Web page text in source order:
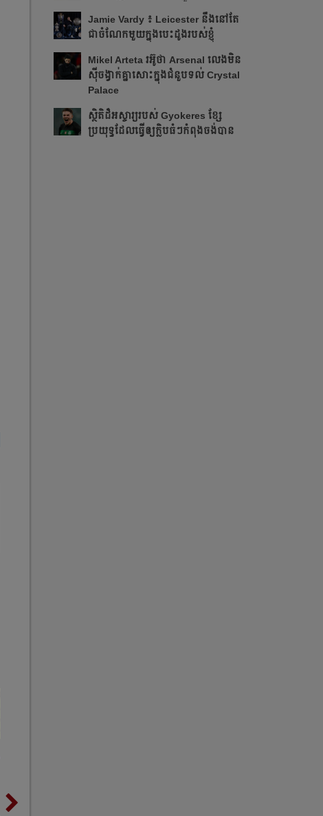
Jamie Vardy ៖ Leicester នឹង​នៅ​តែ​
ជា​ចំណែក​មួយ​ក្នុង​បេះដូង​របស់​ខ្ញុំ​
Mikel Arteta ​រអ៊ូ​ថា​​ Arsenal លេង​មិន​
ស៊ី​ចង្វាក់​គ្នា​​សោះ​ក្នុង​ជំនួប​ទល់ Crystal
Palace
​ស្ថិតិ​ដ៏​អស្ចារ្យ​​របស់ Gyokeres ខ្សែ​
ប្រយុទ្ធ​ដែល​​ធ្វើ​ឲ្យ​ក្លិប​ធំៗ​កំពុង​ចង់បាន​